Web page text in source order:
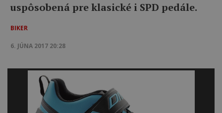
uspôsobená pre klasické i SPD pedále.
BIKER
6. JÚNA 2017 20:28